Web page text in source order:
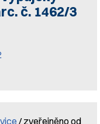
č. 1462/3
/ zveřejněno od